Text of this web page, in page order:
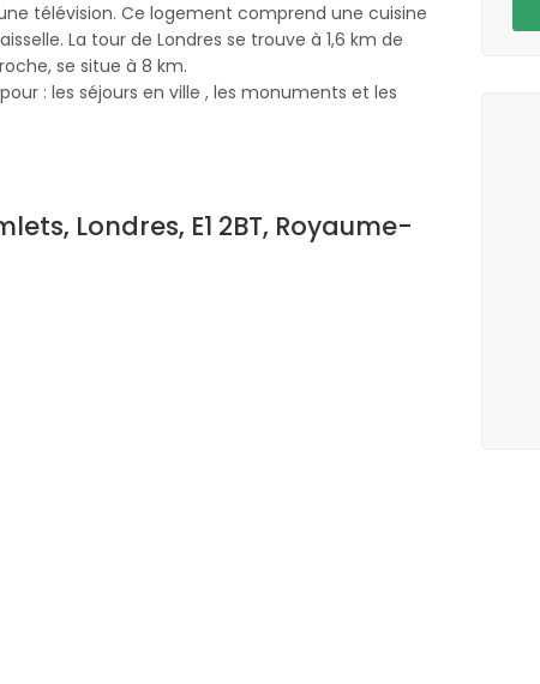
télévision. Ce logement comprend une cuisine
La tour de Londres se trouve à 1,6 km de
se situe à 8 km.
: les séjours en ville , les monuments et les
Londres, E1 2BT, Royaume-